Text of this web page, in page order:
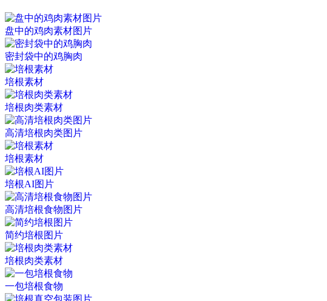
盘中的鸡肉素材图片
密封袋中的鸡胸肉
培根素材
培根肉类素材
高清培根肉类图片
培根素材
培根AI图片
高清培根食物图片
简约培根图片
培根肉类素材
一包培根食物